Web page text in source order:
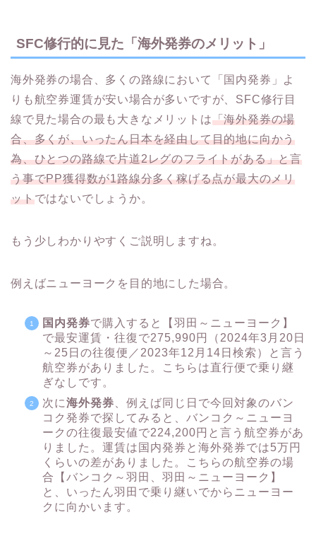
SFC修行的に見た「海外発券のメリット」
海外発券の場合、多くの路線において「国内発券」よ
りも航空券運賃が安い場合が多いですが、SFC修行目
線で見た場合の最も大きなメリットは「海外発券の場
合、多くが、いったん日本を経由して目的地に向かう
為、ひとつの路線で片道2レグのフライトがある」と言
う事でPP獲得数が1路線分多く稼げる点が最大のメリ
ットではないでしょうか。
もう少しわかりやすくご説明しますね。
例えばニューヨークを目的地にした場合。
国内発券で購入すると【羽田～ニューヨーク】
で最安運賃・往復で275,990円（2024年3月20日
～25日の往復便／2023年12月14日検索）と言う
航空券がありました。こちらは直行便で乗り継
ぎなしです。
次に海外発券 、例えば同じ日で今回対象のバン
コク発券で探してみると、バンコク～ニューヨ
ークの往復最安値で224,200円と言う航空券があ
りました。運賃は国内発券と海外発券では5万円
くらいの差がありました。こちらの航空券の場
合【バンコク～羽田、羽田～ニューヨーク】
と、いったん羽田で乗り継いでからニューヨー
クに向かいます。